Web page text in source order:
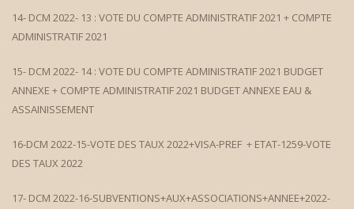
14- DCM 2022- 13 : VOTE DU COMPTE ADMINISTRATIF 2021 + COMPTE
ADMINISTRATIF 2021
15- DCM 2022- 14 : VOTE DU COMPTE ADMINISTRATIF 2021 BUDGET
ANNEXE + COMPTE ADMINISTRATIF 2021 BUDGET ANNEXE EAU &
ASSAINISSEMENT
16-DCM 2022-15-VOTE DES TAUX 2022+VISA-PREF + ETAT-1259-VOTE
DES TAUX 2022
17- DCM 2022-16-SUBVENTIONS+AUX+ASSOCIATIONS+ANNEE+2022-